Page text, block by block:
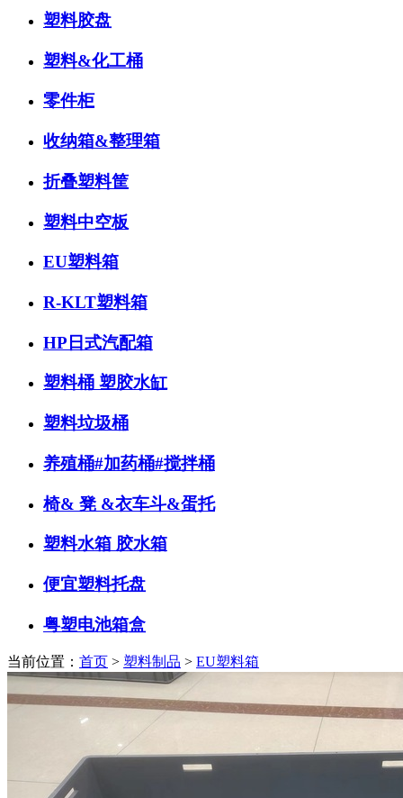
塑料胶盘
塑料&化工桶
零件柜
收纳箱&整理箱
折叠塑料筐
塑料中空板
EU塑料箱
R-KLT塑料箱
HP日式汽配箱
塑料桶 塑胶水缸
塑料垃圾桶
养殖桶#加药桶#搅拌桶
椅& 凳 &衣车斗&蛋托
塑料水箱 胶水箱
便宜塑料托盘
粤塑电池箱盒
当前位置： 首页 > 塑料制品 > EU塑料箱